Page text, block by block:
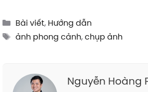
Categories
Bài viết, Hướng dẫn
Tags
ảnh phong cảnh,chụp ảnh
Nguyễn Hoàng